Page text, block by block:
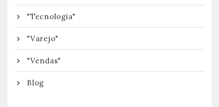
"Tecnologia"
"Varejo"
"Vendas"
Blog